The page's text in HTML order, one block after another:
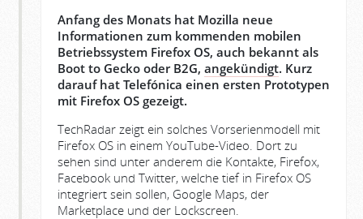
Anfang des Monats hat Mozilla neue
Informationen zum kommenden mobilen
Betriebssystem Firefox OS, auch bekannt als
Boot to Gecko oder B2G, angekündigt. Kurz
darauf hat Telefónica einen ersten Prototypen
mit Firefox OS gezeigt.
TechRadar zeigt ein solches Vorserienmodell mit
Firefox OS in einem YouTube-Video. Dort zu
sehen sind unter anderem die Kontakte, Firefox,
Facebook und Twitter, welche tief in Firefox OS
integriert sein sollen, Google Maps, der
Marketplace und der Lockscreen.